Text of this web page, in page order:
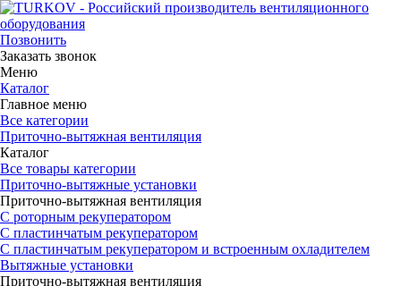
Позвонить
Заказать звонок
Меню
Каталог
Главное меню
Все категории
Приточно-вытяжная вентиляция
Каталог
Все товары категории
Приточно-вытяжные установки
Приточно-вытяжная вентиляция
С роторным рекуператором
С пластинчатым рекуператором
С пластинчатым рекуператором и встроенным охладителем
Вытяжные установки
Приточно-вытяжная вентиляция